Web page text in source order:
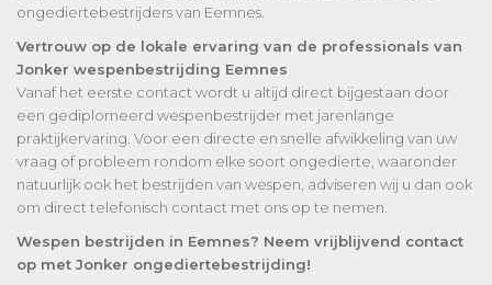
ongediertebestrijders van Eemnes.
Vertrouw op de lokale ervaring van de professionals van
Jonker wespenbestrijding Eemnes
Vanaf het eerste contact wordt u altijd direct bijgestaan door
een gediplomeerd wespenbestrijder met jarenlange
praktijkervaring. Voor een directe en snelle afwikkeling van uw
vraag of probleem rondom elke soort ongedierte, waaronder
natuurlijk ook het bestrijden van wespen, adviseren wij u dan ook
om direct telefonisch contact met ons op te nemen.
Wespen bestrijden in Eemnes? Neem vrijblijvend contact
op met Jonker ongediertebestrijding!